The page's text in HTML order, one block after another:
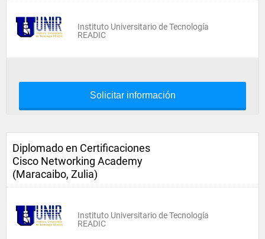
Instituto Universitario de Tecnología
READIC
Solicitar información
Diplomado en Certificaciones
Cisco Networking Academy
(Maracaibo, Zulia)
Instituto Universitario de Tecnología
READIC